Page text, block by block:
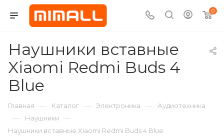
0
Наушники вставные
Xiaomi Redmi Buds 4
Blue
Главная — Каталог — Электроника — Аудиотехника
— Наушники —
Наушники вставные Xiaomi Redmi Buds 4 Blue